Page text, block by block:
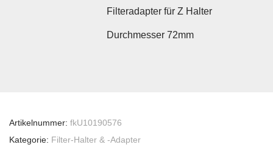
Filteradapter für Z Halter
Durchmesser 72mm
Artikelnummer: fkU10190576
Kategorie: Filter-Halter & -Adapter